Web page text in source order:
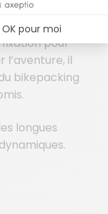
mise sur
sa fourche
pour
l’aventure, il
bikepacking
longues